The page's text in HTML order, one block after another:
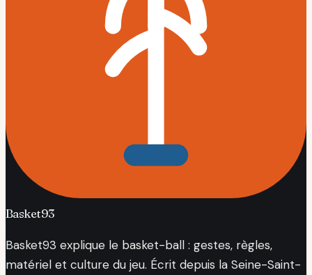
Basket93
Basket93 explique le basket-ball : gestes, règles,
matériel et culture du jeu. Écrit depuis la Seine-Saint-